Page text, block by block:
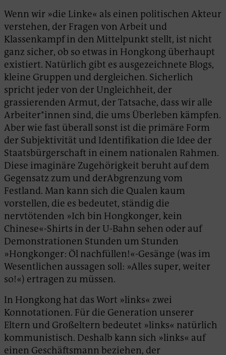
Wenn wir »die Linke« als einen politischen Akteur
verstehen, der Fragen von Arbeit und
Klassenkampf in den Mittelpunkt stellt, ist nicht
ganz sicher, ob so etwas in Hongkong überhaupt
existiert. Natürlich gibt es ausgezeichnete Blogs,
kleine Gruppen und dergleichen. Sicherlich
spricht jeder von der Ungleichheit, der
grassierenden Armut, der Tatsache, dass wir alle
Arbeiter*innen sind, die ums Überleben kämpfen.
Aber wie fast überall sonst ist die primäre Form
der Subjektivität und Identifikation die Idee der
Staatsbürgerschaft in einem nationalen Rahmen.
Diese imaginäre Zugehörigkeit beruht auf dem
Gegensatz zum und derAbgrenzung vom
Festland. Man kann sich die Qualen kaum
vorstellen, die es bedeutet, ständig die
nervtötenden »Ich bin Hongkonger, kein
Chinese«-Shirts in der U-Bahn sehen oder auf
Demonstrationen Stunden um Stunden
»Hongkonger: Öl nachfüllen!«-Gesänge (was im
Wesentlichen aussagen soll: »Alles super, weiter
so!«) ertragen zu müssen.
In Hongkong hat das Wort »links« zwei
Konnotationen. Für die Generation unserer
Eltern und Großeltern bedeutet »links« natürlich
kommunistisch. Deshalb kann sich »links« auf
einen Geschäftsmann beziehen, der